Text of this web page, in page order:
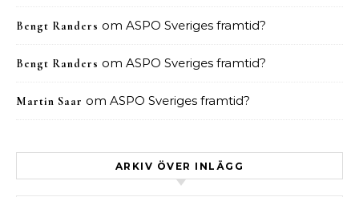
Bengt Randers om ASPO Sveriges framtid?
Bengt Randers om ASPO Sveriges framtid?
Martin Saar om ASPO Sveriges framtid?
ARKIV ÖVER INLÄGG